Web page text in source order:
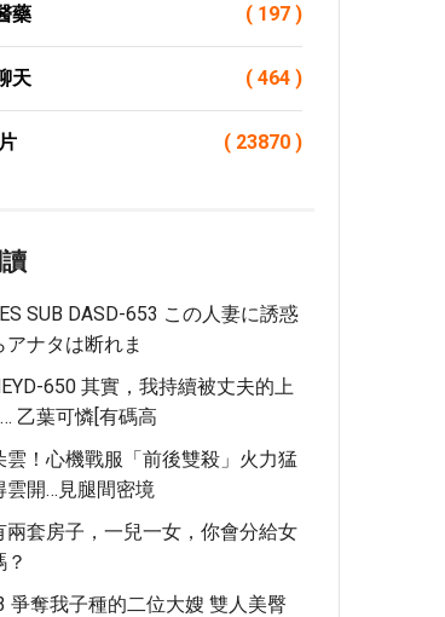
藥 ( 197 )
天 ( 464 )
( 23870 )
SUB DASD-653 この人妻に誘惑
アナタは断れま
650 其實，我持續被丈夫的上
乙葉可憐[有碼高
雲！心機戰服「前後雙殺」火力猛
開…見腿間密境
兩套房子，一兒一女，你會分給女
？
爭奪我子種的二位大嫂 雙人美臀